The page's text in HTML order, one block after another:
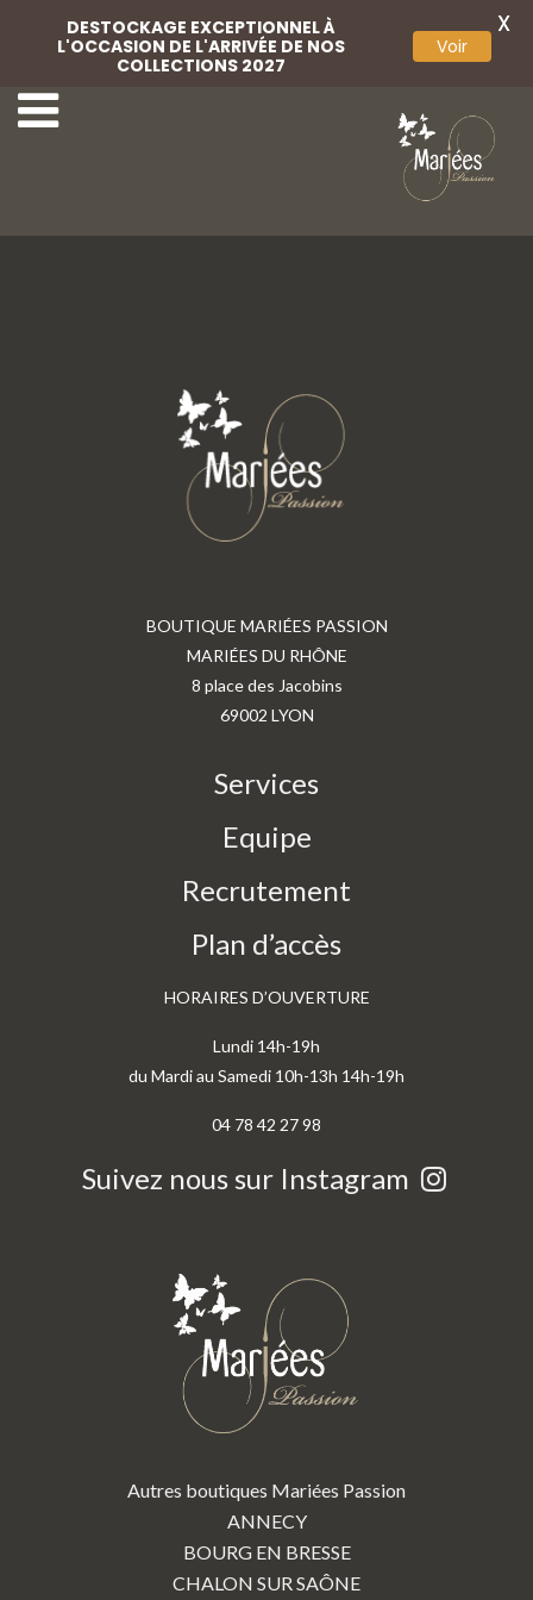
Peigne Coiffe
BOUTIQUE MARIÉES PASSION
MARIÉES DU RHÔNE
8 place des Jacobins
69002 LYON
Services
Equipe
Recrutement
Plan d’accès
HORAIRES D’OUVERTURE
Lundi 14h-19h
du Mardi au Samedi 10h-13h 14h-19h
04 78 42 27 98
Suivez nous sur Instagram
Autres boutiques Mariées Passion
ANNECY
BOURG EN BRESSE
CHALON SUR SAÔNE
DESTOCKAGE EXCEPTIONNEL À
L'OCCASION DE L'ARRIVÉE DE NOS
COLLECTIONS 2027
Voir
X